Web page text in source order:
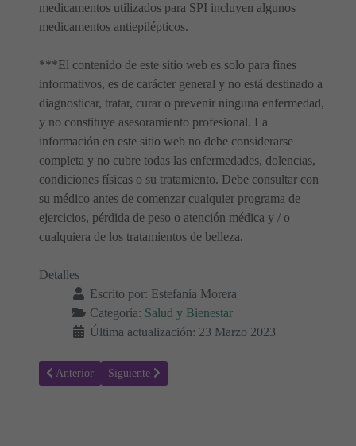
medicamentos utilizados para SPI incluyen algunos
medicamentos antiepilépticos.
***El contenido de este sitio web es solo para fines
informativos, es de carácter general y no está destinado a
diagnosticar, tratar, curar o prevenir ninguna enfermedad,
y no constituye asesoramiento profesional. La
información en este sitio web no debe considerarse
completa y no cubre todas las enfermedades, dolencias,
condiciones físicas o su tratamiento. Debe consultar con
su médico antes de comenzar cualquier programa de
ejercicios, pérdida de peso o atención médica y / o
cualquiera de los tratamientos de belleza.
Detalles
Escrito por: Estefanía Morera
Categoría: Salud y Bienestar
Última actualización: 23 Marzo 2023
Artículo anterior: Gastroenteritis - Salmonelosis. Lo que necesitas
Anterior Artículo siguiente: Todo sobre Artritis reactiva o
Siguiente